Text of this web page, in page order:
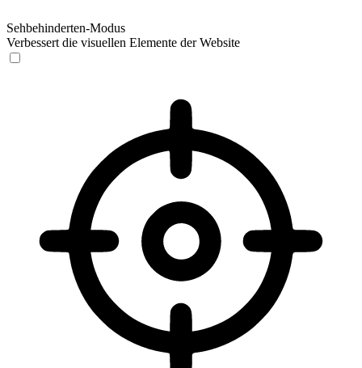
Sehbehinderten-Modus
Verbessert die visuellen Elemente der Website